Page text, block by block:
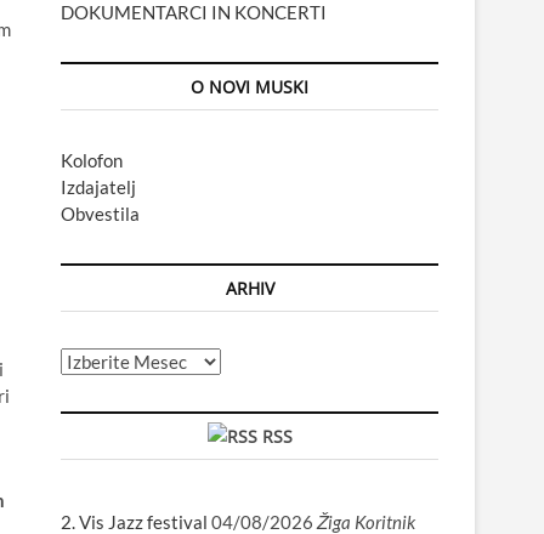
DOKUMENTARCI IN KONCERTI
O NOVI MUSKI
Kolofon
Izdajatelj
Obvestila
ARHIV
Arhiv
RSS
2. Vis Jazz festival 04/08/2026 Žiga Koritnik